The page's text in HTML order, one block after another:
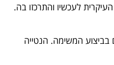
לעכשיו והתרכזו בה.
המשימה. הנטייה